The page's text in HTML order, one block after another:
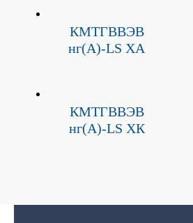
КМТГВВЭВ
нг(A)-LS ХА
КМТГВВЭВ
нг(A)-LS ХК